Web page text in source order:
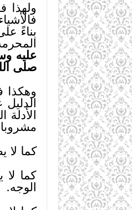
ولهذا
بناءً
عليه
صلى
وهكذا
كما لا
كما
الوجه.